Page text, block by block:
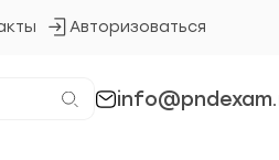
Авторизоваться
Кнопка